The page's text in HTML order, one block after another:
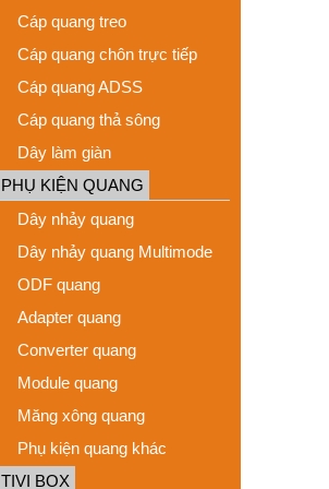
Cáp quang treo
Cáp quang chôn trực tiếp
Cáp quang ADSS
Cáp quang thả sông
Dây làm giàn
PHỤ KIỆN QUANG
Dây nhảy quang
Dây nhảy quang Multimode
ODF quang
Adapter quang
Converter quang
Module quang
Măng xông quang
Phụ kiện quang khác
TIVI BOX